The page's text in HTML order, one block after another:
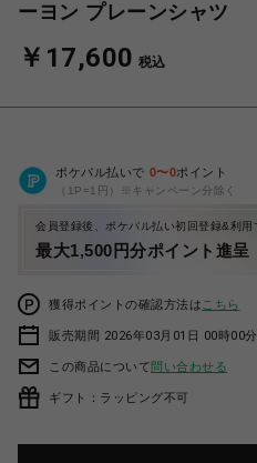
ーヨン プレーンシャツ
￥17,600 税込
ポケパル払いで 0〜0ポイント
（1P=1円）※キャンペーン分除く
会員登録後、ポケパル払い初回登録&利用
最大1,500円分ポイント進呈
獲得ポイントの確認方法は こちら
販売期間 2026年03月01日 00時00
この商品について問い合わせる
ギフト：ラッピング不可